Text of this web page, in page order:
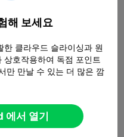
해 보세요
한 클라우드 슬라이싱과 원
호작용하여 독점 포인트
만 만날 수 있는 더 많은 깜
서 열기